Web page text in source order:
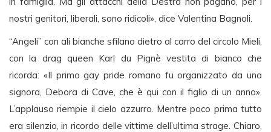
nostri genitori, liberali, sono ridicoli», dice Valentina Bagnoli.
“Angeli” con ali bianche sfilano dietro al carro del circolo Mieli,
con la drag queen Karl du Pignè vestita di bianco che
ricorda: «Il primo gay pride romano fu organizzato da una
signora, Debora di Cave, che è qui con il figlio di un anno».
L’applauso riempie il cielo azzurro. Mentre poco prima tutto
era silenzio, in ricordo delle vittime dell’ultima strage. Chiaro,